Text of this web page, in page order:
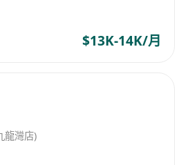
$13K-14K/月
龍灣店)